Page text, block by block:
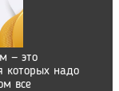
— это
которых надо
все